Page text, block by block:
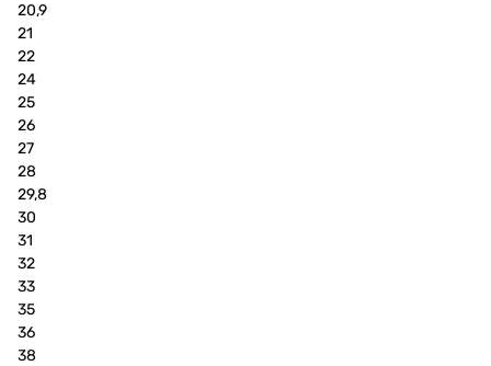
20,9
21
22
24
25
26
27
28
29,8
30
31
32
33
35
36
38